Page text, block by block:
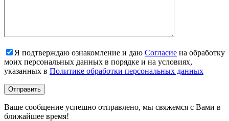
Я подтверждаю ознакомление и даю Согласие на обработку
моих персональных данных в порядке и на условиях,
указанных в Политике обработки персональных данных
Ваше сообщение успешно отправлено, мы свяжемся с Вами в
ближайшее время!